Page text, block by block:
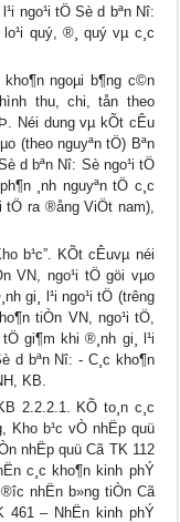
ngo¹i tÖ Sè d­ bªn Nî:
quý, ®¸ quý vµ c¸c
kho¶n ngoµi b¶ng c©n
thu, chi, tån theo
Néi dung vµ kÕt cÊu
(theo nguyªn tÖ) Bªn
d­ bªn Nî: Sè ngo¹i tÖ
¸nh nguyªn tÖ c¸c
tÖ ra ®ång ViÖt nam),
b¹c”. KÕt cÊuvµ néi
VN, ngo¹i tÖ göi vµo
gi¸ l¹i ngo¹i tÖ (tr­êng
tiÒn VN, ngo¹i tÖ,
gi¶m khi ®¸nh gi¸ l¹i
d­ bªn Nî: - C¸c kho¶n
KB.
2.2.2.1. KÕ to¸n c¸c
Kho b¹c vÒ nhËp quü
nhËp quü Cã TK 112
c¸c kho¶n kinh phÝ
nhËn b»ng tiÒn Cã
461 – NhËn kinh phÝ